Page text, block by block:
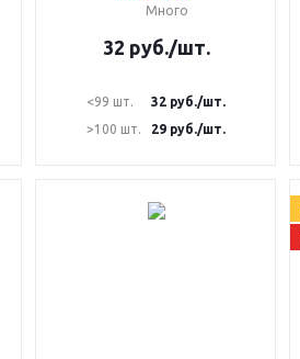
Много
32 руб./шт.
<99 шт. 32 руб./шт.
>100 шт.
29 руб./шт.